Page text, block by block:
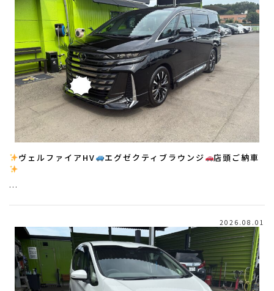
ヴェルファイアHV エグゼクティブラウンジ 店頭ご納車
…
2026.08.01